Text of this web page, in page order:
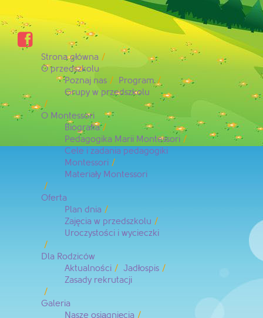

Strona główna
O przedszkolu
Poznaj nas
Program
Grupy w przedszkolu
O Montessori
Biografia
Pedagogika Marii Montessori
Cele i zadania pedagogiki
Montessori
Materiały Montessori
Oferta
Plan dnia
Zajęcia w przedszkolu
Uroczystości i wycieczki
Dla Rodziców
Aktualności
Jadłospis
Zasady rekrutacji
Galeria
Nasze osiągnięcia